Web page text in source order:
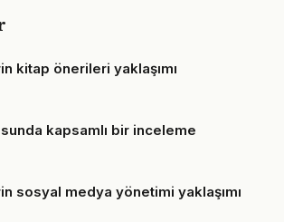
kitap önerileri yaklaşımı
kapsamlı bir inceleme
sosyal medya yönetimi yaklaşımı